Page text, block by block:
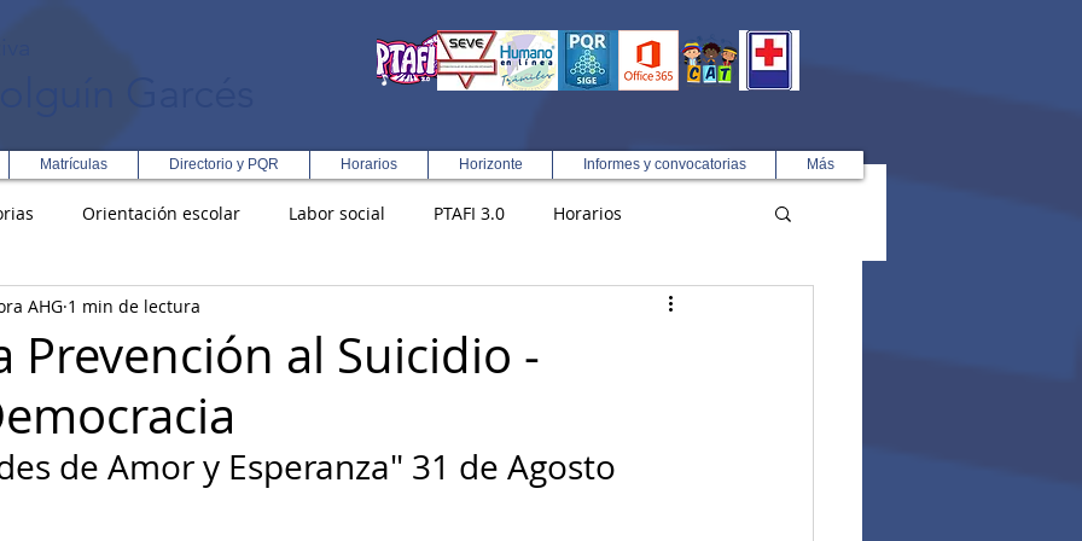
Matrículas Directorio y PQR Horarios Horizonte Informes y convocatorias Más
Orientación escolar Labor social PTAFI 3.0 Horarios
Integral en Turismo
Rectoría Democracia
Prevención al Suicidio -
AHG 1 min de lectura
de Amor y Esperanza" 31 de Agosto